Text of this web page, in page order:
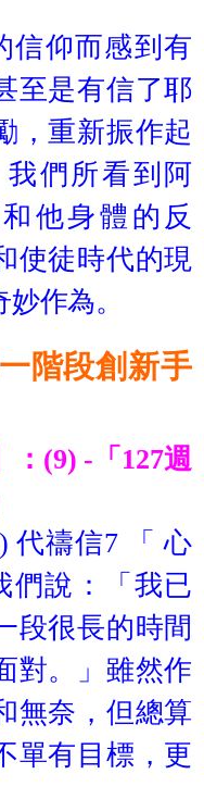
信仰而感到有
至是有信了耶
，重新振作起
們所看到阿
他身體的反
使徒時代的現
作為。
階段創新手
：(9) -「127週
代禱信7 「 心
們說：「我已
段很長的時間
對。」雖然作
無奈，但總算
單有目標，更